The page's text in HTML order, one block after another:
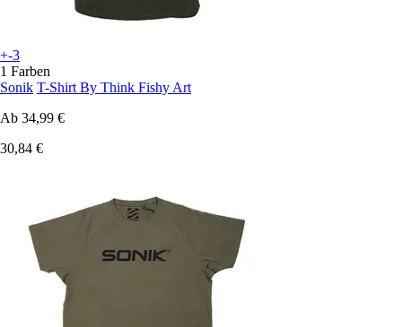
+-3
1 Farben
Sonik T-Shirt By Think Fishy Art
Ab 34,99 €
30,84 €